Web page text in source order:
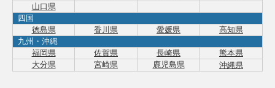
山口県
四国
徳島県
香川県 愛媛県
高知県
九州・沖縄
福岡県
佐賀県 長崎県
熊本県
大分県
宮崎県 鹿児島県 沖縄県